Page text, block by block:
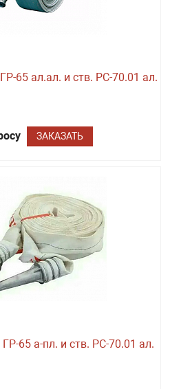
65 ал.ал. и ств. РС-70.01 ал.
ЗАКАЗАТЬ
65 а-пл. и ств. РС-70.01 ал.